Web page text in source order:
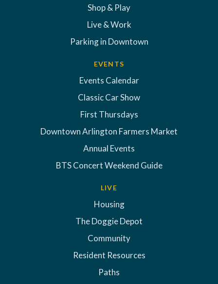
Shop & Play
Live & Work
Parking in Downtown
EVENTS
Events Calendar
Classic Car Show
First Thursdays
Downtown Arlington Farmers Market
Annual Events
BTS Concert Weekend Guide
LIVE
Housing
The Doggie Depot
Community
Resident Resources
Paths